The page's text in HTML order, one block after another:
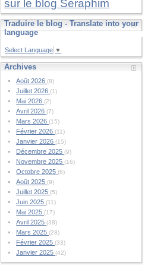
sur le blog Seraphim
Traduire le blog - Translate into your
language
Select Language ▼
Archives
Août 2026(8)
Juillet 2026(1)
Mai 2026(2)
Avril 2026(7)
Mars 2026(15)
Février 2026(11)
Janvier 2026(15)
Décembre 2025(9)
Novembre 2025(16)
Octobre 2025(6)
Août 2025(9)
Juillet 2025(5)
Juin 2025(11)
Mai 2025(17)
Avril 2025(38)
Mars 2025(28)
Février 2025(33)
Janvier 2025(42)